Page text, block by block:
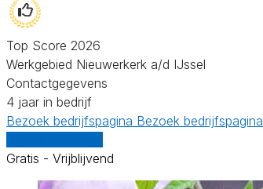
Top Score 2026
Werkgebied Nieuwerkerk a/d IJssel
Contactgegevens
4 jaar in bedrijf
Bezoek bedrijfspagina Bezoek bedrijfspagina
Gratis - Vrijblijvend